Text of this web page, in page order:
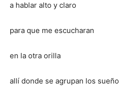
a hablar alto y claro
para que me escucharan
en la otra orilla
allí donde se agrupan los